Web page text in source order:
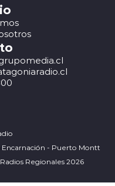
Encarnación - Puerto Montt
Regionales 2026